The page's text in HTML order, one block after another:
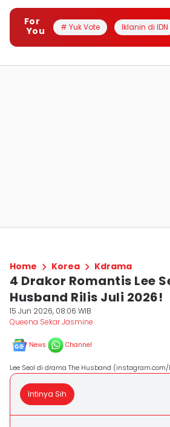
For
You
# Yuk Vote Iklanin di IDN
Home Korea Kdrama
4 Drakor Romantis Lee
Husband Rilis Juli 2026!
15 Jun 2026, 08:06 WIB
Queena Sekar Jasmine
News Channel
Lee Seol di drama The Husband
Intinya Sih